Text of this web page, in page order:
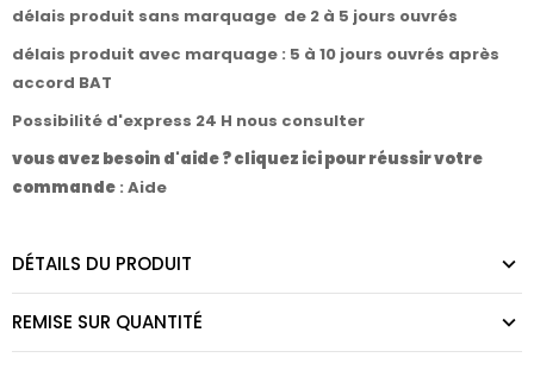
délais produit sans marquage de 2 à 5 jours ouvrés
délais produit avec marquage : 5 à 10 jours ouvrés après
accord BAT
Possibilité d'express 24 H nous consulter
vous avez besoin d'aide ? cliquez ici pour réussir votre
commande : Aide
DÉTAILS DU PRODUIT
REMISE SUR QUANTITÉ